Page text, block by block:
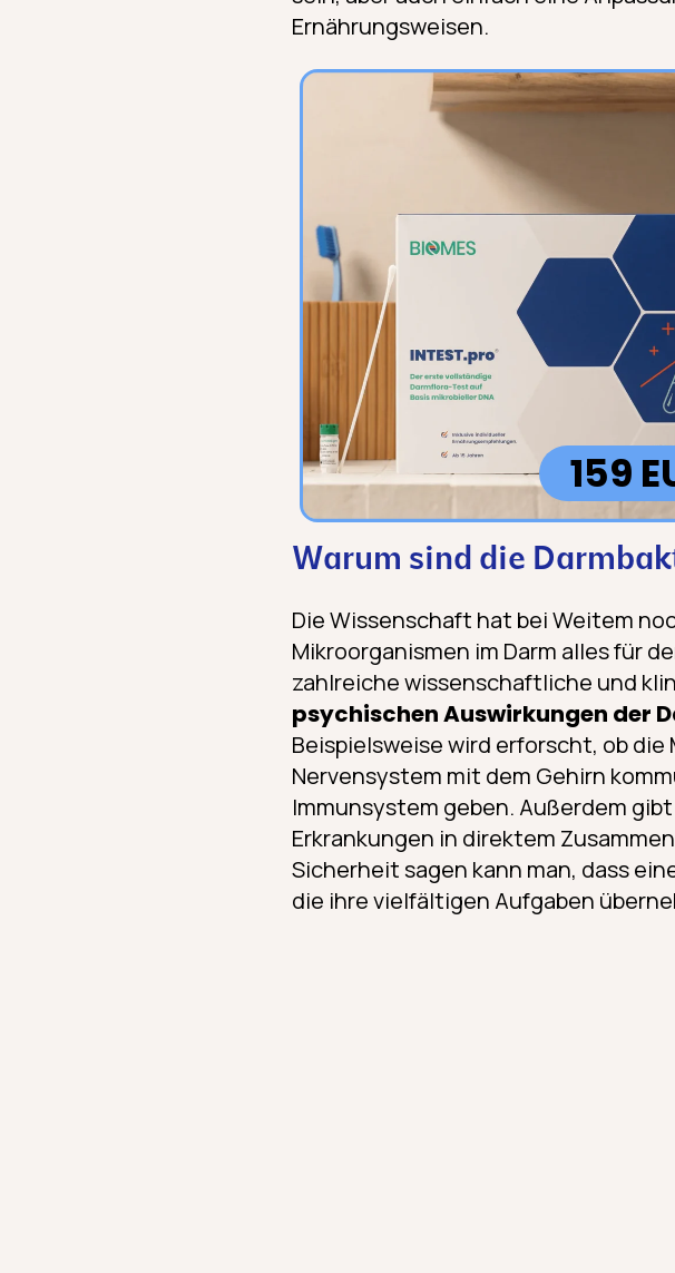
Ernährungsweisen.
159
Warum sind die
Die Wissenschaft hat bei Weitem
Mikroorganismen im Darm alles für
zahlreiche wissenschaftliche und
psychischen Auswirkungen der
Beispielsweise wird erforscht, ob die
Nervensystem mit dem Gehirn
Immunsystem geben. Außerdem
Erkrankungen in direktem
Sicherheit sagen kann man, dass
die ihre vielfältigen Aufgaben